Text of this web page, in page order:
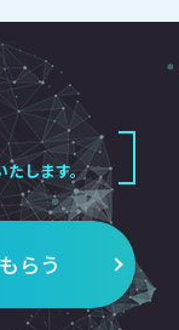
たします。
らう